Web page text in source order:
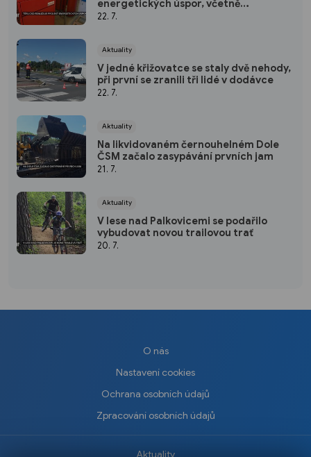
energetických úspor, včetně
modernizace zastaralých kotelen
22. 7.
Aktuality
V jedné křižovatce se staly dvě nehody,
při první se zranili tři lidé v dodávce
22. 7.
Aktuality
Na likvidovaném černouhelném Dole
ČSM začalo zasypávání prvních jam
21. 7.
Aktuality
V lese nad Palkovicemi se podařilo
vybudovat novou trailovou trať
20. 7.
O nás
Nastavení cookies
Ochrana osobních údajů
Zpracování osobních údajů
Aktuality